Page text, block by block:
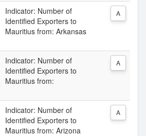
Indicator: Number of
Identified Exporters to
Mauritius from: Arkansas
A
Indicator: Number of
Identified Exporters to
Mauritius from:
A
Indicator: Number of
Identified Exporters to
Mauritius from: Arizona
A